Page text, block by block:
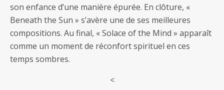
son enfance d’une manière épurée. En clôture, «
Beneath the Sun » s’avère une de ses meilleures
compositions. Au final, « Solace of the Mind » apparaît
comme un moment de réconfort spirituel en ces
temps sombres.
<